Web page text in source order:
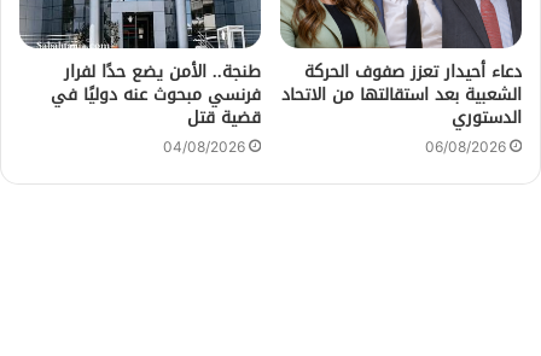
دعاء أحيدار تعزز صفوف الحركة
الشعبية بعد استقالتها من الاتحاد
الدستوري
06/08/2026
طنجة.. الأمن يضع حدًا لفرار
فرنسي مبحوث عنه دوليًا في
قضية قتل
04/08/2026